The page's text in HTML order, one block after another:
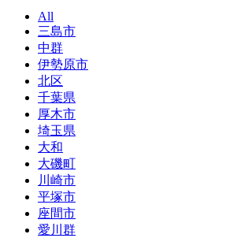
All
三島市
中群
伊勢原市
北区
千葉県
厚木市
埼玉県
大和
大磯町
川崎市
平塚市
座間市
愛川群